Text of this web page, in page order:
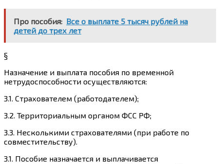
Про пособия: Все о выплате 5 тысяч рублей на
детей до трех лет
§
Назначение и выплата пособия по временной
нетрудоспособности осуществляются:
3.1. Страхователем (работодателем);
3.2. Территориальным органом ФСС РФ;
3.3. Несколькими страхователями (при работе по
совместительству).
3.1. Пособие назначается и выплачивается